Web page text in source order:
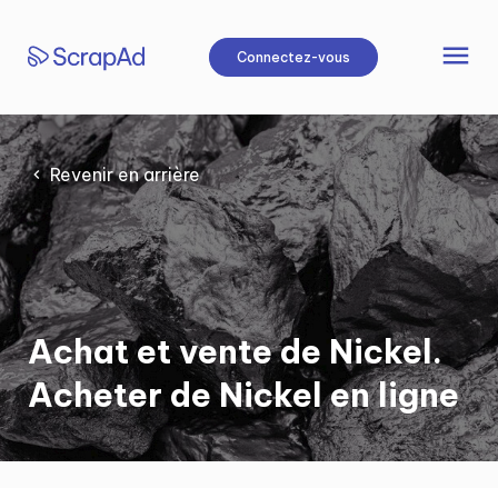
contenu
Connectez-vous menu
Revenir en arrière
Achat et vente de Nickel.
Acheter de Nickel en ligne